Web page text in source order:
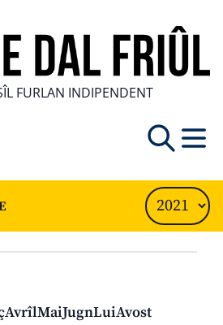
FURLAN INDIPENDENT
AvrîlMaiJugnLuiAvost